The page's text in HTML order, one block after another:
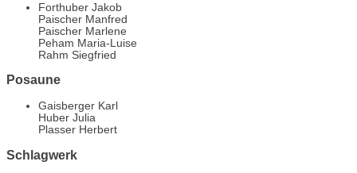
Forthuber Jakob
Paischer Manfred
Paischer Marlene
Peham Maria-Luise
Rahm Siegfried
Posaune
Gaisberger Karl
Huber Julia
Plasser Herbert
Schlagwerk